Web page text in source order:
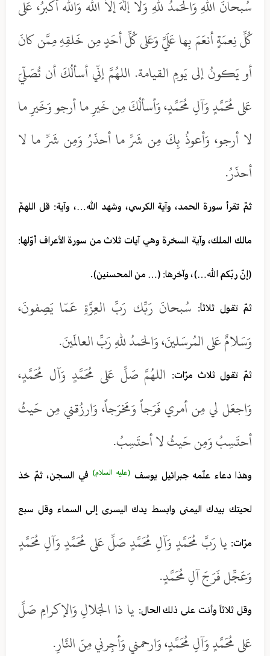
سُبحانَ اللهِ وَالحَمدُ للهِ وَلا إلهَ إلاّ الله وَالله أكبرُ، عَلى
كُلِّ نِعمَةٍ أنعَمَ بِها عَلَيَّ وَعَلى كُلِّ أحَدٍ مِن خَلقِهِ مِمَّن كانَ
أو يَكونُ إلى يَومِ القيامة. اللهُمَّ إنّي أسألُكَ أن تُصَلّيَ
عَلى مُحَمَّدٍ وَآلِ مُحَمَّدٍ، وَأسألُكَ مِن خَيرِ ما أرجو وَخَيرِ ما
لا أرجو، وَأعوذُ بِكَ مِن شَرِّ ما أحذَرُ وَمِن شَرِّ ما لا
أحذَرُ.
ثمّ تقرأ سورة الحمد، وآية الكرسي، وشهد الله…، وآية: قل اللهمّ
مالك الملك، وآية السخرة وهي آيات ثلاث من سورة الأعراف أوّلها:
(إنّ ربّكم الله…)، وآخرها: (… من المحسنين).
ثمّ تقول ثلاثاً: سُبحانَ رَبِّك رَبِّ العِزَّةِ عَمّا يَصِفونَ،
وَسَلامٌ عَلى المُرسَلينَ، وَالحَمدُ للهِ رَبِّ العالَمينَ.
ثمّ تقول ثلاث مرّات: اللهُمَّ صَلِّ عَلى مُحَمَّدٍ وَآل مُحَمَّدٍ،
وَاجعَل لي مِن أمري فَرَجاً وَمَخرَجاً، وَارزُقني مِن حَيثُ
أحتَسِبُ وَمِن حَيثُ لا أحتَسِبُ.
وهذا دعاء علّمه جبرائيل يوسف (عليه السلام) في السجن، ثمّ خذ
لحيتك بيدك اليمنى وابسط يدك اليسرى إلى السماء وقل سبع
مرّات: يا رَبَّ مُحَمَّدٍ وَآلِ مُحَمَّدٍ صَلِّ عَلى مُحَمَّدٍ وَآلِ مُحَمَّدٍ
وَعَجِّل فَرَجَ آلِ مُحَمَّدٍ.
وقل ثلاثاً وأنت على ذلك الحال: يا ذا الجَلالِ وَالإكرامِ صَلِّ
عَلى مُحَمَّدٍ وَآلِ مُحَمَّدٍ، وَارحمني وَأجِرني مِنَ النَّارِ.